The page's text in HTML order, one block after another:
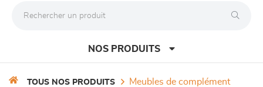
NOS PRODUITS
TOUS NOS PRODUITS meubles de complément